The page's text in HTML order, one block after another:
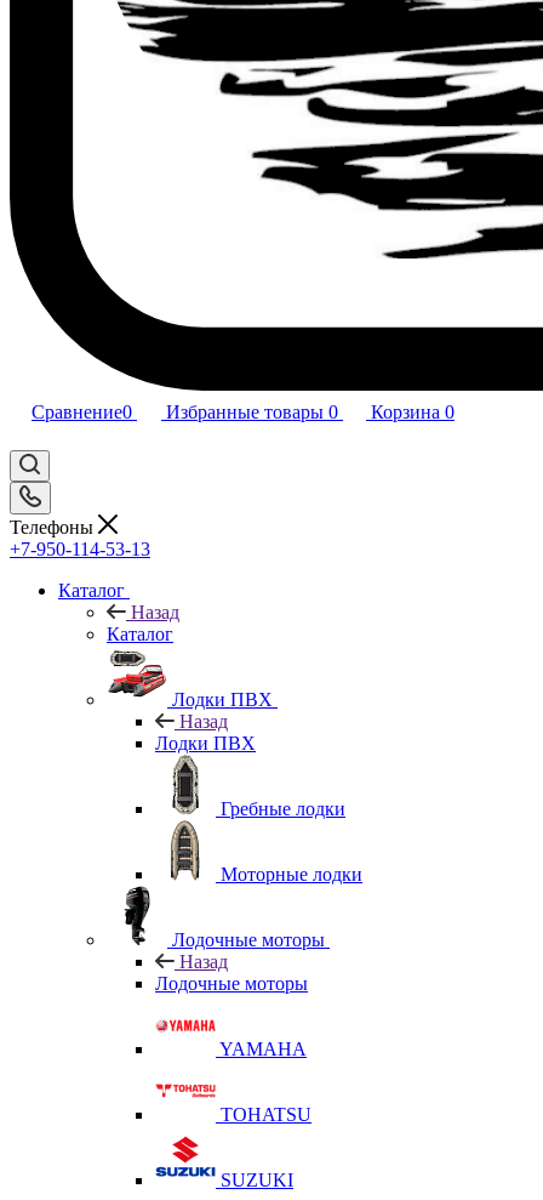
Сравнение0 Избранные товары 0 Корзина 0
Телефоны
+7-950-114-53-13
Каталог
Назад
Каталог
Лодки ПВХ
Назад
Лодки ПВХ
Гребные лодки
Моторные лодки
Лодочные моторы
Назад
Лодочные моторы
YAMAHA
TOHATSU
SUZUKI